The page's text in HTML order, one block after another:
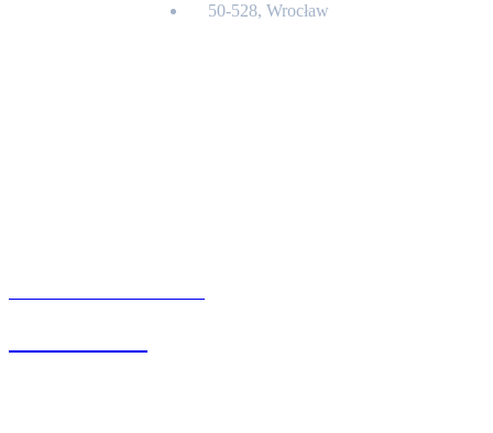
50-528, Wrocław